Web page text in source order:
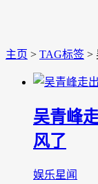
主页 > TAG标签 >
吴青峰
风了
娱乐星闻